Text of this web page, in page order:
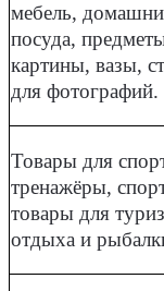
мебель,
посуда,
картины, вазы,
для фотографий.
Товары для
тренажёры,
товары для
отдыха и